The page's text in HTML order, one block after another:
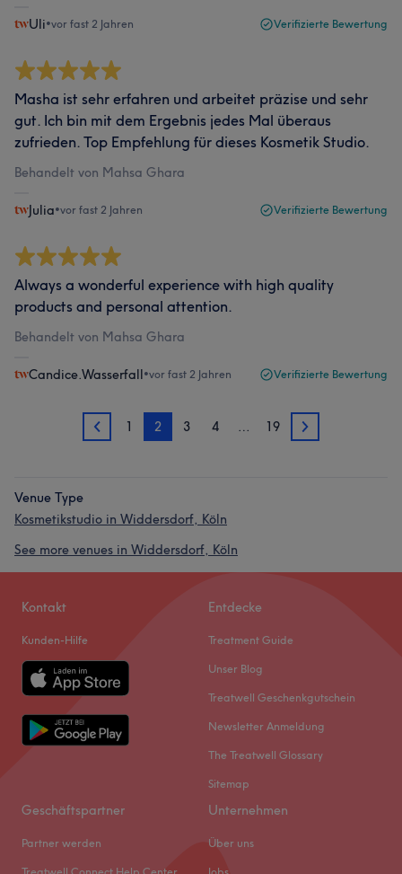
Uli•vor fast 2 Jahren Verifizierte Bewertung
Masha ist sehr erfahren und arbeitet präzise und sehr
gut. Ich bin mit dem Ergebnis jedes Mal überaus
zufrieden. Top Empfehlung für dieses Kosmetik Studio.
Behandelt von Mahsa Ghara
Julia•vor fast 2 Jahren Verifizierte Bewertung
Always a wonderful experience with high quality
products and personal attention.
Behandelt von Mahsa Ghara
Candice.Wasserfall•vor fast 2 Jahren Verifizierte Bewertung
1 1 2 3 4 … 19 3
Venue Type
Kosmetikstudio in Widdersdorf, Köln
See more venues in Widdersdorf, Köln
Kontakt
Kunden-Hilfe
Entdecke
Treatment Guide
Unser Blog
Treatwell Geschenkgutschein
Newsletter Anmeldung
The Treatwell Glossary
Sitemap
Geschäftspartner
Partner werden
Unternehmen
Über uns